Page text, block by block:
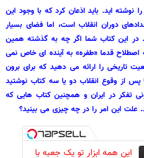
نوشته اید. باید اذعان کرد که با وجود این
دوران انقلاب است، اما فضای بسیار
در این کتاب شما اگر چه به گذشته همین
اصطلاح قدما «طفره» به آینده ای خاص نمی
تاریخی را ارائه می دهید که برای برون
از وقوع انقلاب دو یا سه کتاب نوشتید
تفکر در ایران و همچنین کتاب هایی که
علت این امر را در چه چیزی می بینید؟
این همه ابزار تو یک جعبه با